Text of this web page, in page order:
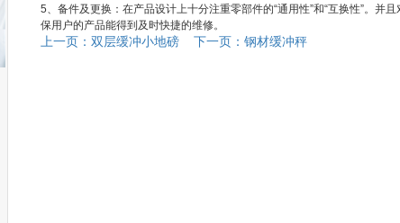
5、备件及更换：在产品设计上十分注重零部件的“通用性”和“互换性”。
保用户的产品能得到及时快捷的维修。
上一页： 双层缓冲小地磅 下一页： 钢材缓冲秤